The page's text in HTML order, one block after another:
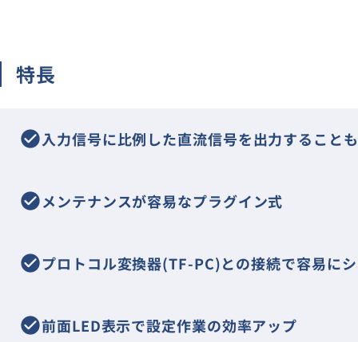
特長
check_circle入力信号に比例した直流信号を出力すること
check_circleメンテナンスが容易なプラグイン式
check_circleプロトコル変換器(TF-PC)との接続で容易に
check_circle前面LED表示で設定作業の効率アップ